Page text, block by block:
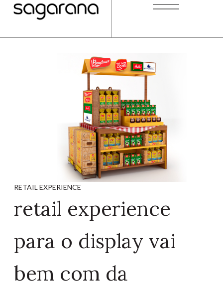
RETAIL EXPERIENCE
retail experience
para o display vai
bem com da